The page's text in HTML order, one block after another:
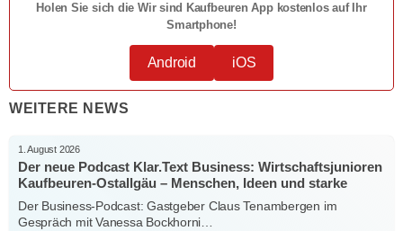
Holen Sie sich die Wir sind Kaufbeuren App kostenlos auf Ihr
Smartphone!
Android iOS
WEITERE NEWS
1. August 2026
Der neue Podcast Klar.Text Business: Wirtschaftsjunioren
Kaufbeuren-Ostallgäu – Menschen, Ideen und starke
Verbindungen
Der Business-Podcast: Gastgeber Claus Tenambergen im
Gespräch mit Vanessa Bockhorni…